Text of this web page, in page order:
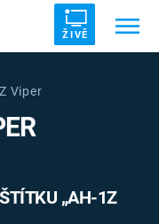
ŽIVĚ
VÁLKA
Viper
„AH-1Z